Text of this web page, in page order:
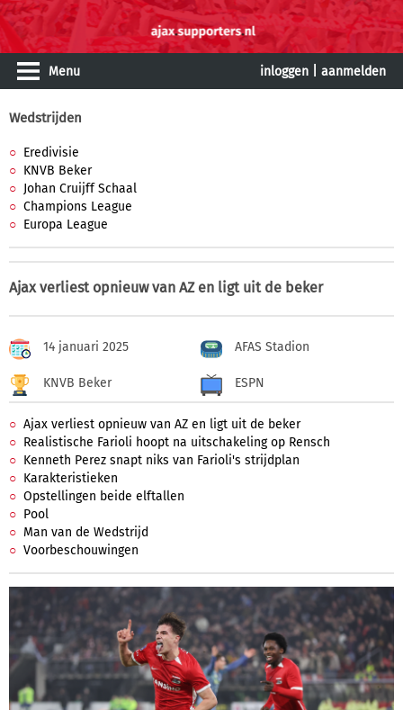
Menu inloggen aanmelden
Wedstrijden
Eredivisie
KNVB Beker
Johan Cruijff Schaal
Champions League
Europa League
Ajax verliest opnieuw van AZ en ligt uit de beker
14 januari 2025 AFAS Stadion
KNVB Beker ESPN
Ajax verliest opnieuw van AZ en ligt uit de beker
Realistische Farioli hoopt na uitschakeling op Rensch
Kenneth Perez snapt niks van Farioli's strijdplan
Karakteristieken
Opstellingen beide elftallen
Pool
Man van de Wedstrijd
Voorbeschouwingen